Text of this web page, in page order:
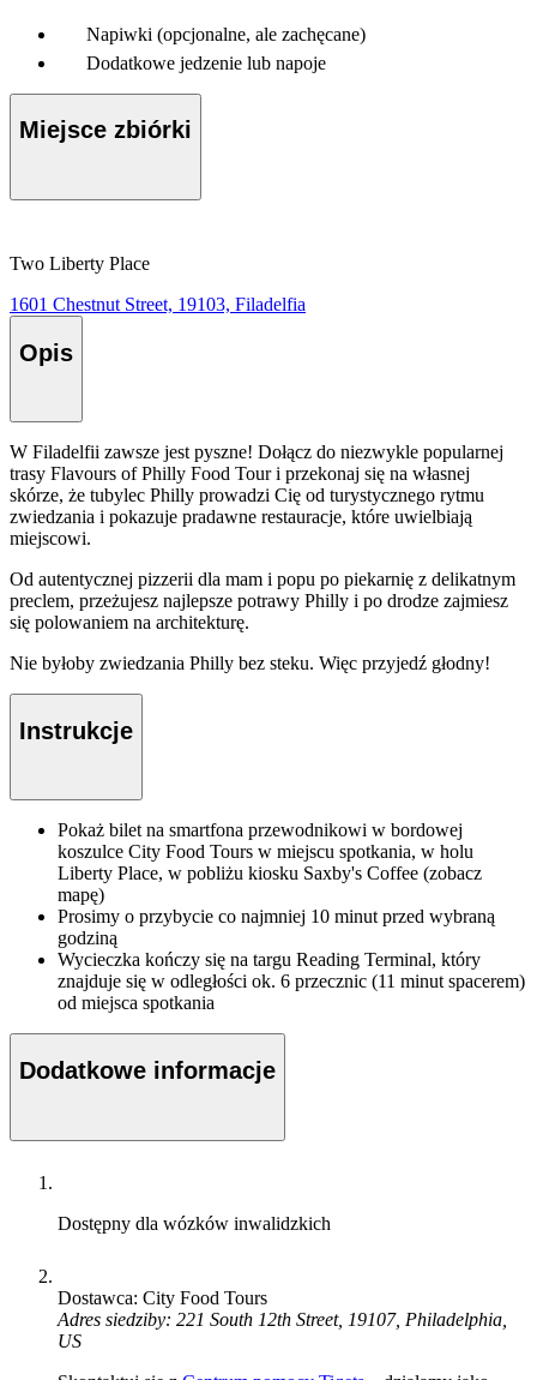
Napiwki (opcjonalne, ale zachęcane)
Dodatkowe jedzenie lub napoje
Miejsce zbiórki
Two Liberty Place
1601 Chestnut Street, 19103, Filadelfia
Opis
W Filadelfii zawsze jest pyszne! Dołącz do niezwykle popularnej
trasy Flavours of Philly Food Tour i przekonaj się na własnej
skórze, że tubylec Philly prowadzi Cię od turystycznego rytmu
zwiedzania i pokazuje pradawne restauracje, które uwielbiają
miejscowi.
Od autentycznej pizzerii dla mam i popu po piekarnię z delikatnym
preclem, przeżujesz najlepsze potrawy Philly i po drodze zajmiesz
się polowaniem na architekturę.
Nie byłoby zwiedzania Philly bez steku. Więc przyjedź głodny!
Instrukcje
Pokaż bilet na smartfona przewodnikowi w bordowej
koszulce City Food Tours w miejscu spotkania, w holu
Liberty Place, w pobliżu kiosku Saxby's Coffee (zobacz
mapę)
Prosimy o przybycie co najmniej 10 minut przed wybraną
godziną
Wycieczka kończy się na targu Reading Terminal, który
znajduje się w odległości ok. 6 przecznic (11 minut spacerem)
od miejsca spotkania
Dodatkowe informacje
Dostępny dla wózków inwalidzkich
Dostawca: City Food Tours
Adres siedziby: 221 South 12th Street, 19107, Philadelphia,
US